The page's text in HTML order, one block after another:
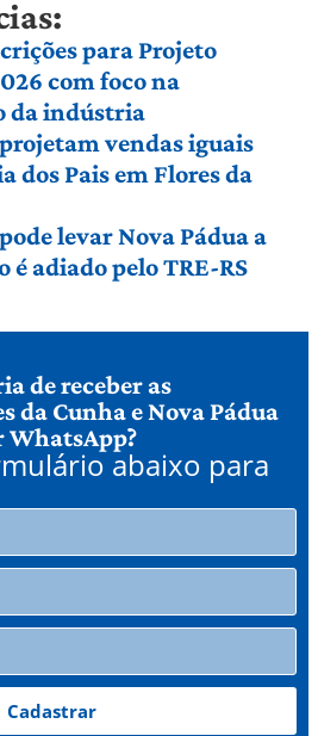
para Projeto
com foco na
da indústria
vendas iguais
dos Pais em Flores da
levar Nova Pádua a
é adiado pelo TRE-RS
de receber as
da Cunha e Nova Pádua
WhatsApp?
abaixo para
Cadastrar